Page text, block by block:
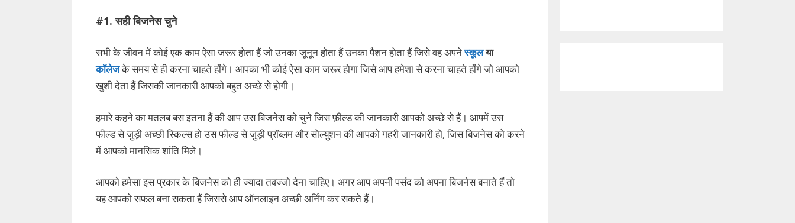
#1. सही बिजनेस चुने
सभी के जीवन में कोई एक काम ऐसा जरूर होता हैं जो उनका जूनून होता हैं उनका पैशन होता हैं जिसे वह अपनेस्कूलया
कॉलेजके समय से ही करना चाहते होंगे। आपका भी कोई ऐसा काम जरूर होगा जिसे आप हमेशा से करना चाहते होंगे जो आपको
खुशी देता हैं जिसकी जानकारी आपको बहुत अच्छे से होगी।
हमारे कहने का मतलब बस इतना हैं की आप उस बिजनेस को चुने जिस फ़ील्ड की जानकारी आपको अच्छे से हैं। आपमें उस
फील्ड से जुड़ी अच्छी स्किल्स हो उस फील्ड से जुड़ी प्रॉब्लम और सोल्युशन की आपको गहरी जानकारी हो, जिस बिजनेस को करने
में आपको मानसिक शांति मिले।
आपको हमेसा इस प्रकार के बिजनेस को ही ज्यादा तवज्जो देना चाहिए। अगर आप अपनी पसंद को अपना बिजनेस बनाते हैं तो
यह आपको सफल बना सकता हैं जिससे आप ऑनलाइन अच्छी अर्निंग कर सकते हैं।